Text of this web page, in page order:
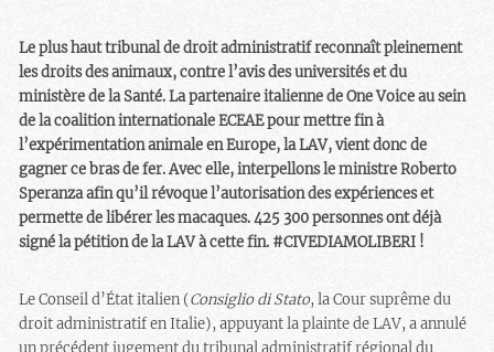
Le plus haut tribunal de droit administratif reconnaît pleinement
les droits des animaux, contre l’avis des universités et du
ministère de la Santé. La partenaire italienne de One Voice au sein
de la coalition internationale ECEAE pour mettre fin à
l’expérimentation animale en Europe, la LAV, vient donc de
gagner ce bras de fer. Avec elle, interpellons le ministre Roberto
Speranza afin qu’il révoque l’autorisation des expériences et
permette de libérer les macaques. 425 300 personnes ont déjà
signé la pétition de la LAV à cette fin. #CIVEDIAMOLIBERI !
Le Conseil d’État italien (Consiglio di Stato, la Cour suprême du
droit administratif en Italie), appuyant la plainte de LAV, a annulé